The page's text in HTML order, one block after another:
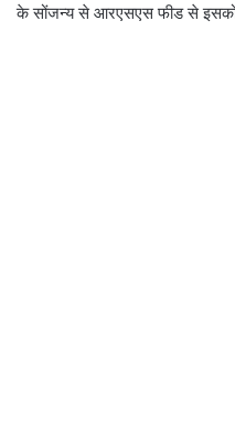
के सोंजन्य से आरएसएस फीड से इसको